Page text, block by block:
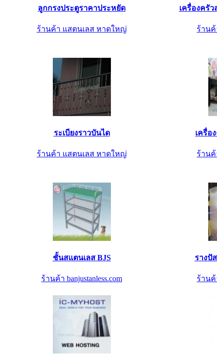
ลูกกรงประตูราคาประหยัด
ร้านค้า แสตนเลส หาดใหญ่
เครื่องครัว
ร้านค้
ระเบียงราวบันได
ร้านค้า แสตนเลส หาดใหญ่
เครื่อ
ร้านค้
ชั้นสแตนเลส BJS
ร้านค้า banjustanless.com
รางปั
ร้านค้